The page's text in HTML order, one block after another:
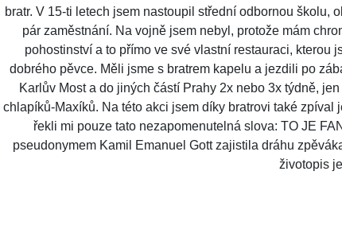
bratr. V 15-ti letech jsem nastoupil střední odbornou školu,
pár zaměstnání. Na vojně jsem nebyl, protože mám
pohostinství a to přímo ve své vlastní restauraci,
dobrého pěvce. Měli jsme s bratrem kapelu a jezdili po
Karlův Most a do jiných částí Prahy 2x nebo 3x týdně,
chlapíků-Maxíků. Na této akci jsem díky bratrovi také
řekli mi pouze tato nezapomenutelná slova: TO JE
pseudonymem Kamil Emanuel Gott zajistila dráhu
životopis